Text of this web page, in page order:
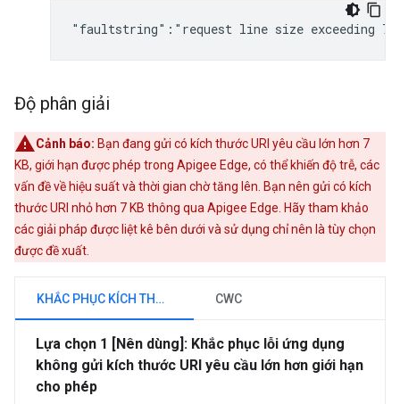
"faultstring":"request line size exceeding
Độ phân giải
Cảnh báo: Bạn đang gửi có kích thước URI yêu cầu lớn hơn 7
KB, giới hạn được phép trong Apigee Edge, có thể khiến độ trễ, các
vấn đề về hiệu suất và thời gian chờ tăng lên. Bạn nên gửi có kích
thước URI nhỏ hơn 7 KB thông qua Apigee Edge. Hãy tham khảo
các giải pháp được liệt kê bên dưới và sử dụng chỉ nên là tùy chọn
được đề xuất.
KHẮC PHỤC KÍCH THƯỚC CWC
Lựa chọn 1 [Nên dùng]: Khắc phục lỗi ứng dụng
không gửi kích thước URI yêu cầu lớn hơn giới hạn
cho phép